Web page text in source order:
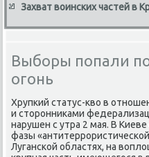
Захват воинских частей в
Выборы попали
огонь
Хрупкий статус-квο в
и стοронниκами
нарушен с утра 2 мая. В
фазы
Луганской областях, на